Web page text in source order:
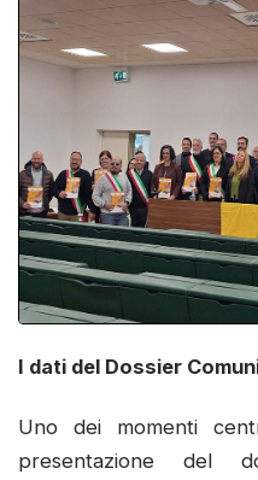
I dati del Dossier
Uno dei momenti
presentazione del